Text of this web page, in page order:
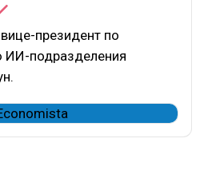
президент по
ИИ-подразделения